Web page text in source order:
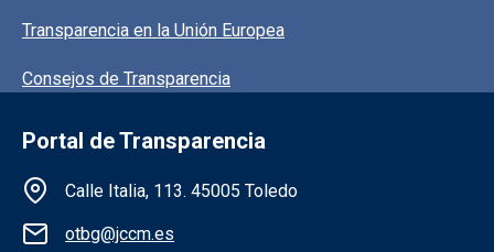
Transparencia en la Unión Europea
Consejos de Transparencia
Portal de Transparencia
Información de la institución
Calle Italia, 113. 45005 Toledo
otbg@jccm.es